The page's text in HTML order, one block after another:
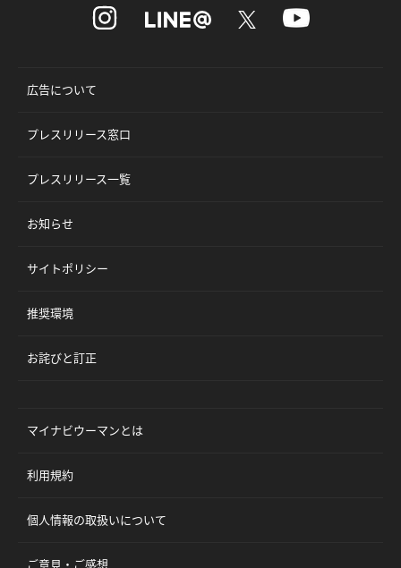
広告について
プレスリリース窓口
プレスリリース一覧
お知らせ
サイトポリシー
推奨環境
お詫びと訂正
マイナビウーマンとは
利用規約
個人情報の取扱いについて
ご意見・ご感想